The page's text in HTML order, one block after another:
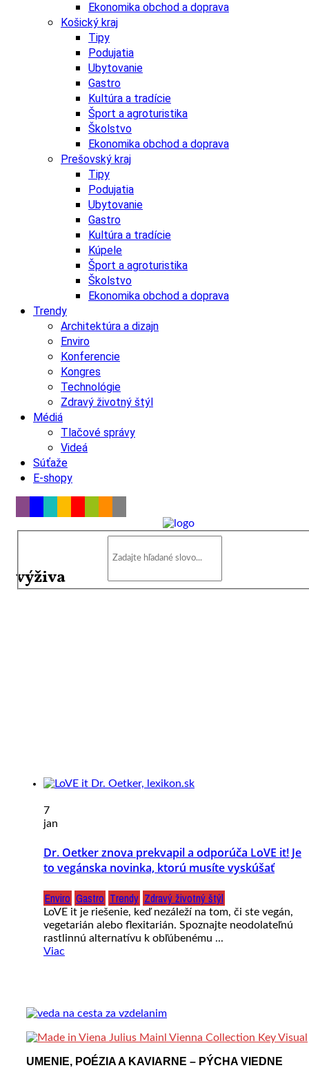
Ekonomika obchod a doprava
Košický kraj
Tipy
Podujatia
Ubytovanie
Gastro
Kultúra a tradície
Šport a agroturistika
Školstvo
Ekonomika obchod a doprava
Prešovský kraj
Tipy
Podujatia
Ubytovanie
Gastro
Kultúra a tradície
Kúpele
Šport a agroturistika
Školstvo
Ekonomika obchod a doprava
Trendy
Architektúra a dizajn
Enviro
Konferencie
Kongres
Technológie
Zdravý životný štýl
Médiá
Tlačové správy
Videá
Súťaže
E-shopy
výživa
7
jan
Dr. Oetker znova prekvapil a odporúča LoVE it! Je
to vegánska novinka, ktorú musíte vyskúšať
Enviro Gastro Trendy Zdravý životný štýl
LoVE it je riešenie, keď nezáleží na tom, či ste vegán,
vegetarián alebo flexitarián. Spoznajte neodolateľnú
rastlinnú alternatívu k obľúbenému ...
Viac
UMENIE, POÉZIA A KAVIARNE – PÝCHA VIEDNE